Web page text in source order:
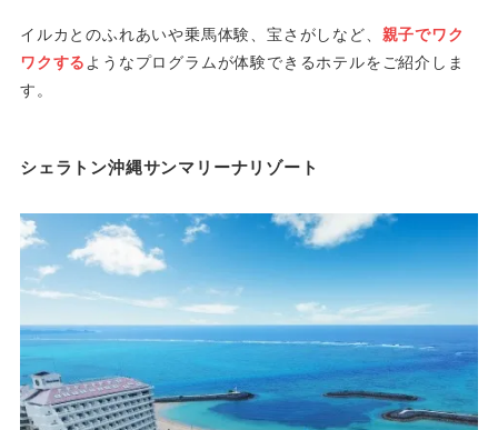
イルカとのふれあいや乗馬体験、宝さがしなど、 親子でワク
ワクする ようなプログラムが体験できるホテルをご紹介しま
す。
シェラトン沖縄サンマリーナリゾート